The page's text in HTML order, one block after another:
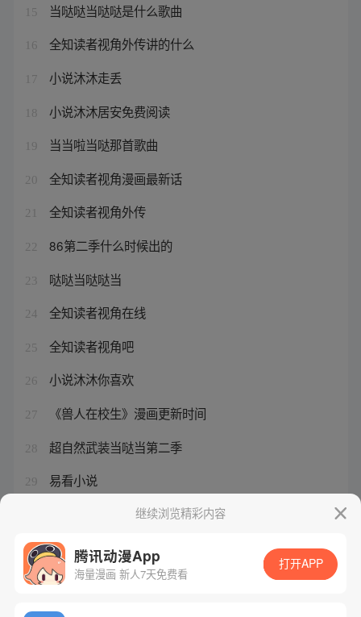
15 当哒哒当哒哒是什么歌曲
16 全知读者视角外传讲的什么
17 小说沐沐走丢
18 小说沐沐居安免费阅读
19 当当啦当哒那首歌曲
20 全知读者视角漫画最新话
21 全知读者视角外传
22 86第二季什么时候出的
23 哒哒当哒哒当
24 全知读者视角在线
25 全知读者视角吧
26 小说沐沐你喜欢
27 《兽人在校生》漫画更新时间
28 超自然武装当哒当第二季
29 易看小说
苏桃幸福小说沐沐继续浏览精彩内容
腾讯动漫App
海量漫画 新人7天免费看
打开APP